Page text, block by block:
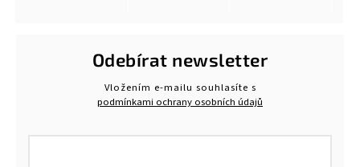
Odebírat newsletter
Vložením e-mailu souhlasíte s
podmínkami ochrany osobních údajů